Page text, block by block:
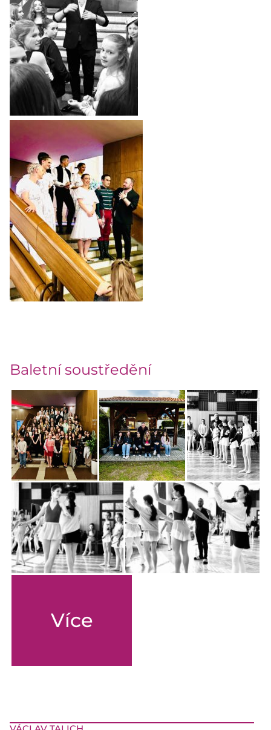
Baletní soustředění
Více